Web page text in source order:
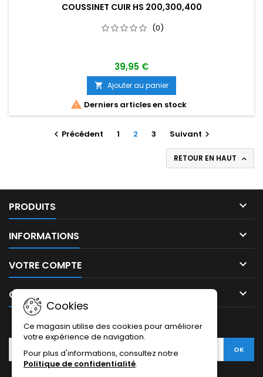
COUSSINET CUIR HS 200,300,400
(0)
39,95 €
 Ajouter au panier
 Derniers articles en stock
 Précédent 1 2 3 Suivant 
RETOUR EN HAUT 
PRODUITS 
INFORMATIONS 
VOTRE COMPTE 
CONTACT 
Cookies
Ce magasin utilise des cookies pour améliorer
votre expérience de navigation.
Pour plus d'informations, consultez notre
Politique de confidentialité.
LETTRE D'INFORMATIONS